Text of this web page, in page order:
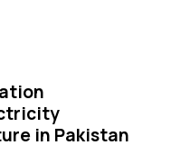
in Pakistan